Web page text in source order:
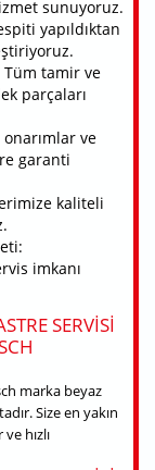
sunuyoruz.
yapıldıktan
Tüm tamir ve
parçaları
ve
garanti
kaliteli
imkanı
SERVISI
marka beyaz
Size en yakın
hızlı